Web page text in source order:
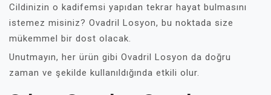
Cildinizin o kadifemsi yapıdan tekrar hayat bulmasını
istemez misiniz? Ovadril Losyon, bu noktada size
mükemmel bir dost olacak.
Unutmayın, her ürün gibi Ovadril Losyon da doğru
zaman ve şekilde kullanıldığında etkili olur.